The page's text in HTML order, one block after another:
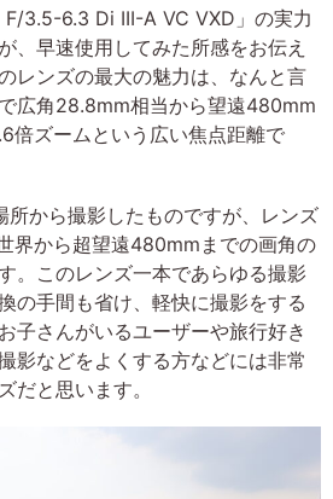
3.5-6.3 Di III-A VC VXD」の実力
、早速使用してみた所感をお伝え
レンズの最大の魅力は、なんと言
広角28.8mm相当から望遠480mm
倍ズームという広い焦点距離で
所から撮影したものですが、レンズ
界から超望遠480mmまでの画角の
。このレンズ一本であらゆる撮影
の手間も省け、軽快に撮影をする
子さんがいるユーザーや旅行好き
影などをよくする方などには非常
だと思います。